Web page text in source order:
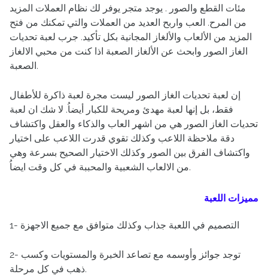
مئات القطع والصور . يوجد متجر يوفر لك نظام العملات المزيد
من المرح. العب واربح العديد من العملات والتي تمكنك من فتح
المزيد من الألعاب والألغاز المجانية بكل تأكيد. جرب لعبة تحديات
الغاز الصور وابحث عن الألغاز الصعبة اذا كنت من محبي الالغاز
الصعبة.
إن لعبة تحديات الغاز الصور ليست مجرة لعبة ذاكرة للأطفال
فقط، بل إنها لعبة مهدئ ومريحة للكبار أيضاُ. لا شك ان لعبة
تحديات الغاز الصور هي من اشهر العاب والذكاء والعقل واكتشاف
دقة ملاحظة اللاعب وكذلك تقوي قدرت اللاعب على اختيار
واكتشاف الفرق بين الصور وكذلك الاختيار الصحيح بسرعة وهي
من الالعاب الشعبية والمحببة في كل وقت ايضاُ.
مميزات اللعبة
1- التصميم في اللعبة جذاب وكذلك متوافق مع جميع الاجهزة
2- توجد جوائز وأوسمه مع تصاعد الخبرة والمستويات وكسب
ذهب في كل مرحلة.